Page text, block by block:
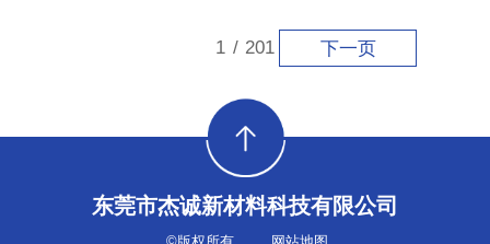
化迈进。
工参与改善的积极性，推动生产效率
提升15%、产品合格率达99.2%。杰诚
在品质管控、交付效率、成本优化等
方面实现质效双升，持续践行“让魔术
贴定制更简单”的企业使命，为客户创
造长期价值。
设备，支持背胶复合、热压复合、
PUR复合、激光切割、异形模切等多
10余名7年以上工程师团队，以顶尖技
术保障魔术贴卓越品质，满足您的个
性化需求。
1 / 201 下一页
东莞市杰诚新材料科技有限公司